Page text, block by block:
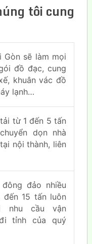
tôi cung
Gòn sẽ làm mọi
đồ đạc, cung
khuân vác đồ
lạnh…
từ 1 đến 5 tấn
dọn nhà
nội thành, liên
đảo nhiều
15 tấn luôn
nhu cầu vận
tỉnh của quý